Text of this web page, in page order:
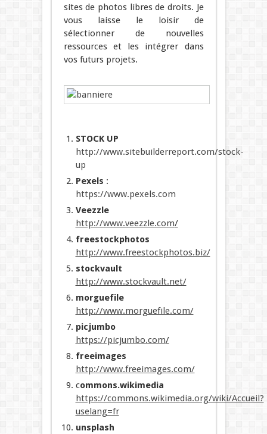
sites de photos libres de droits. Je
vous laisse le loisir de
sélectionner de nouvelles
ressources et les intégrer dans
vos futurs projets.
STOCK UP
http://www.sitebuilderreport.com/stock-
up
Pexels :
https://www.pexels.com
Veezzle
http://www.veezzle.com/
freestockphotos
http://www.freestockphotos.biz/
stockvault
http://www.stockvault.net/
morguefile
http://www.morguefile.com/
picjumbo
https://picjumbo.com/
freeimages
http://www.freeimages.com/
commons.wikimedia
https://commons.wikimedia.org/wiki/Accueil?
uselang=fr
unsplash